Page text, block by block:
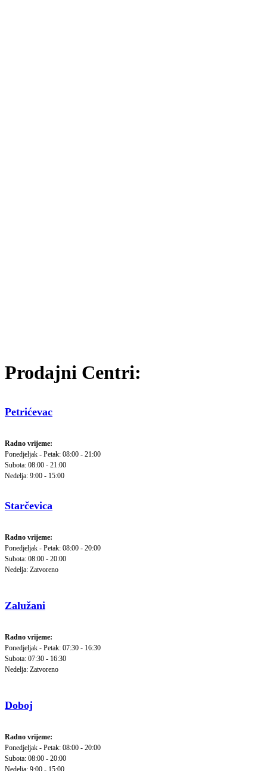
Prodajni Centri:
Petrićevac
Radno vrijeme:
Ponedjeljak - Petak: 08:00 - 21:00
Subota: 08:00 - 21:00
Nedelja: 9:00 - 15:00
Starčevica
Radno vrijeme:
Ponedjeljak - Petak: 08:00 - 20:00
Subota: 08:00 - 20:00
Nedelja: Zatvoreno
Zalužani
Radno vrijeme:
Ponedjeljak - Petak: 07:30 - 16:30
Subota: 07:30 - 16:30
Nedelja: Zatvoreno
Doboj
Radno vrijeme:
Ponedjeljak - Petak: 08:00 - 20:00
Subota: 08:00 - 20:00
Nedelja: 9:00 - 15:00